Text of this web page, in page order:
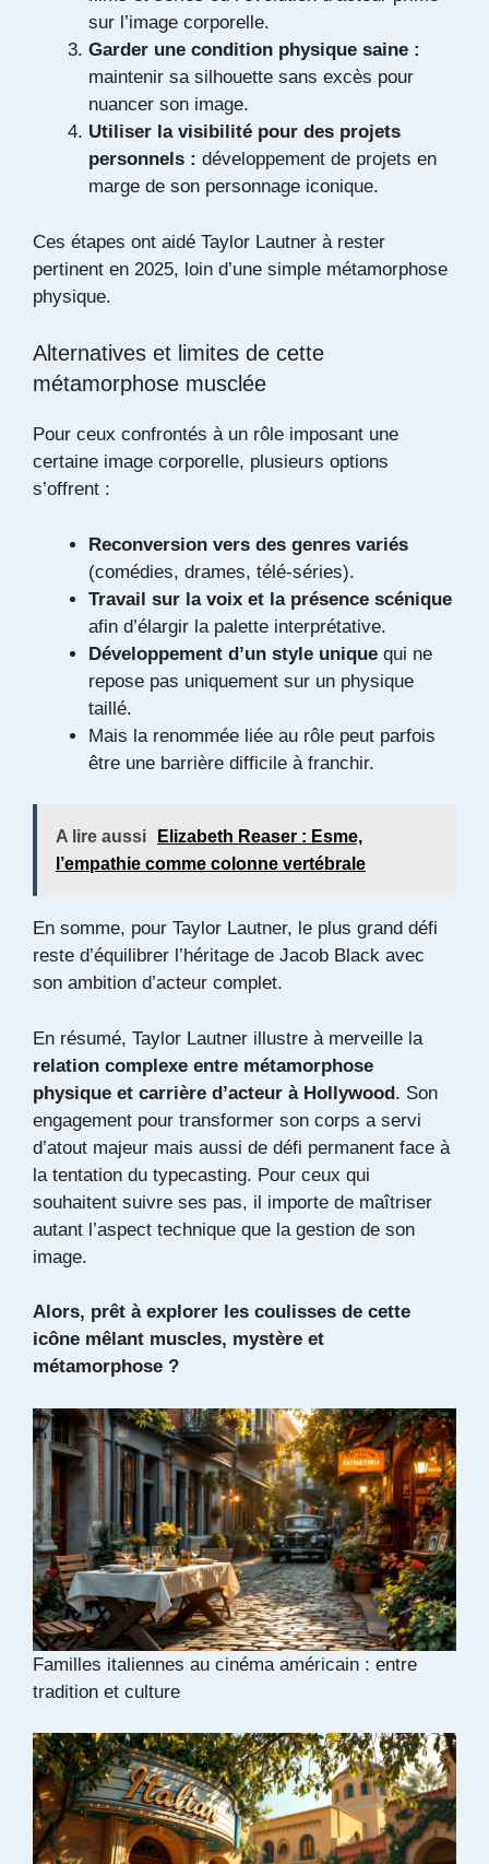
sur l’image corporelle.
Garder une condition physique saine :
maintenir sa silhouette sans excès pour
nuancer son image.
Utiliser la visibilité pour des projets
personnels : développement de projets en
marge de son personnage iconique.
Ces étapes ont aidé Taylor Lautner à rester
pertinent en 2025, loin d’une simple métamorphose
physique.
Alternatives et limites de cette
métamorphose musclée
Pour ceux confrontés à un rôle imposant une
certaine image corporelle, plusieurs options
s’offrent :
Reconversion vers des genres variés
(comédies, drames, télé-séries).
Travail sur la voix et la présence scénique
afin d’élargir la palette interprétative.
Développement d’un style unique qui ne
repose pas uniquement sur un physique
taillé.
Mais la renommée liée au rôle peut parfois
être une barrière difficile à franchir.
A lire aussi
Elizabeth Reaser : Esme,
l’empathie comme colonne vertébrale
En somme, pour Taylor Lautner, le plus grand défi
reste d’équilibrer l’héritage de Jacob Black avec
son ambition d’acteur complet.
En résumé, Taylor Lautner illustre à merveille la
relation complexe entre métamorphose
physique et carrière d’acteur à Hollywood. Son
engagement pour transformer son corps a servi
d’atout majeur mais aussi de défi permanent face à
la tentation du typecasting. Pour ceux qui
souhaitent suivre ses pas, il importe de maîtriser
autant l’aspect technique que la gestion de son
image.
Alors, prêt à explorer les coulisses de cette
icône mêlant muscles, mystère et
métamorphose ?
Familles italiennes au cinéma américain : entre
tradition et culture